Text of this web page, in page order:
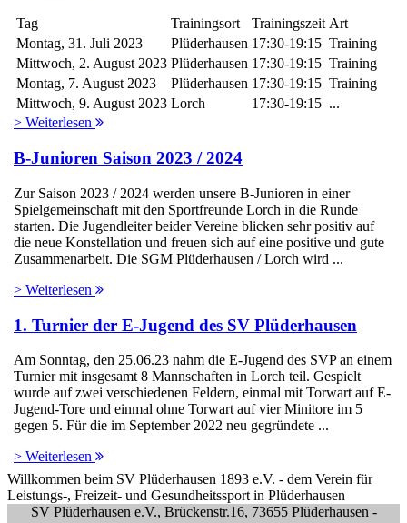
Tag Trainingsort Trainingszeit Art
Montag, 31. Juli 2023
Plüderhausen 17:30-19:15 Training
Mittwoch, 2. August 2023 Plüderhausen 17:30-19:15 Training
Montag, 7. August 2023
Plüderhausen 17:30-19:15 Training
Mittwoch, 9. August 2023 Lorch 17:30-19:15 ...
> Weiterlesen
B-Junioren Saison 2023 / 2024
Zur Saison 2023 / 2024 werden unsere B-Junioren in einer
Spielgemeinschaft mit den Sportfreunde Lorch in die Runde
starten. Die Jugendleiter beider Vereine blicken sehr positiv auf
die neue Konstellation und freuen sich auf eine positive und gute
Zusammenarbeit. Die SGM Plüderhausen / Lorch wird ...
> Weiterlesen
1. Turnier der E-Jugend des SV Plüderhausen
Am Sonntag, den 25.06.23 nahm die E-Jugend des SVP an einem
Turnier mit insgesamt 8 Mannschaften in Lorch teil. Gespielt
wurde auf zwei verschiedenen Feldern, einmal mit Torwart auf E-
Jugend-Tore und einmal ohne Torwart auf vier Minitore im 5
gegen 5. Für die im September 2022 neu gegründete ...
> Weiterlesen
Willkommen beim SV Plüderhausen 1893 e.V. - dem Verein für
Leistungs-, Freizeit- und Gesundheitssport in Plüderhausen
SV Plüderhausen e.V., Brückenstr.16, 73655 Plüderhausen -